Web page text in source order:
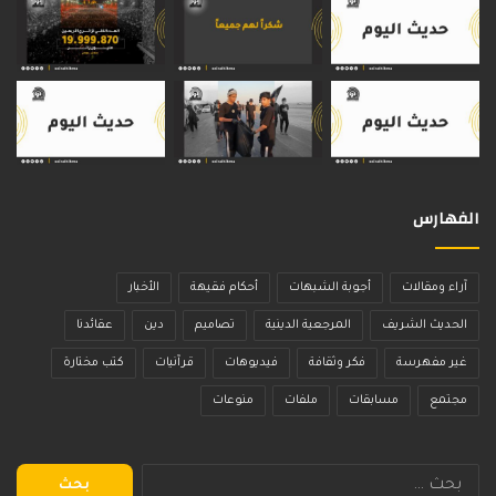
الفهارس
آراء ومقالات أجوبة الشبهات أحكام فقيهة الأخبار
الحديث الشريف المرجعية الدينية تصاميم دين عقائدنا
غير مفهرسة فكر وثقافة فيديوهات قرآنيات كتب مختارة
مجتمع مسابقات ملفات منوعات
البحث